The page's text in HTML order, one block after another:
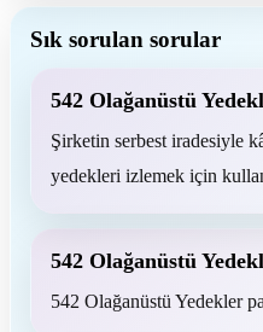
Sık sorulan sorular
542 Olağanüstü
Şirketin serbest iradesiyle
yedekleri izlemek için
542 Olağanüstü
542 Olağanüstü Yedekler